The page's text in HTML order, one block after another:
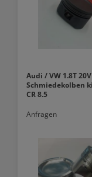
Audi / VW 1.8T 20V
Schmiedekolben
CR 8.5
Anfragen